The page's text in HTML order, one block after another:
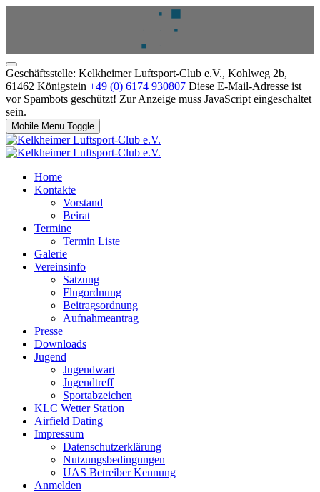
Geschäftsstelle: Kelkheimer Luftsport-Club e.V., Kohlweg 2b,
61462 Königstein +49 (0) 6174 930807 Diese E-Mail-Adresse ist
vor Spambots geschützt! Zur Anzeige muss JavaScript eingeschaltet
sein.
Mobile Menu Toggle
Home
Kontakte
Vorstand
Beirat
Termine
Termin Liste
Galerie
Vereinsinfo
Satzung
Flugordnung
Beitragsordnung
Aufnahmeantrag
Presse
Downloads
Jugend
Jugendwart
Jugendtreff
Sportabzeichen
KLC Wetter Station
Airfield Dating
Impressum
Datenschutzerklärung
Nutzungsbedingungen
UAS Betreiber Kennung
Anmelden